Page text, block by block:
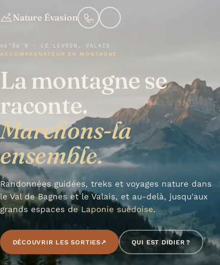
Nature Évasion
46°06′N · LE LEVRON, VALAIS
ACCOMPAGNATEUR EN MONTAGNE
La montagne se
raconte.
Marchons-la
ensemble.
Randonnées guidées, treks et voyages nature dans
le Val de Bagnes et le Valais, et au-delà, jusqu'aux
grands espaces de Laponie suédoise.
DÉCOUVRIR LES SORTIES ↗ QUI EST DIDIER ?